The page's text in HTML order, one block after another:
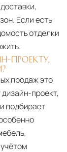
Если есть
отделки
ПРОЕКТУ,
продаж это
проект,
подбирает